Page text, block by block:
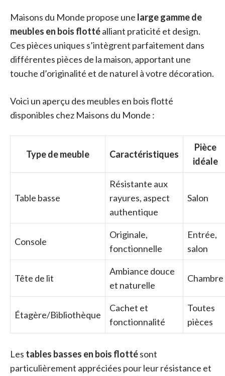
Maisons du Monde propose une large gamme de
meubles en bois flottéalliant praticité et design.
Ces pièces uniques s’intègrent parfaitement dans
différentes pièces de la maison, apportant une
touche d’originalité et de naturel à votre décoration.
Voici un aperçu des meubles en bois flotté
disponibles chez Maisons du Monde :
Type de meuble Caractéristiques
Pièce
idéale
Table basse
Résistante aux
rayures, aspect
authentique
Salon
Console
Originale,
fonctionnelle
Entrée,
salon
Tête de lit
Ambiance douce
et naturelle
Chambre
Étagère/Bibliothèque
Cachet et
fonctionnalité
Toutes
pièces
Les tables basses en bois flottésont
particulièrement appréciées pour leur résistance et